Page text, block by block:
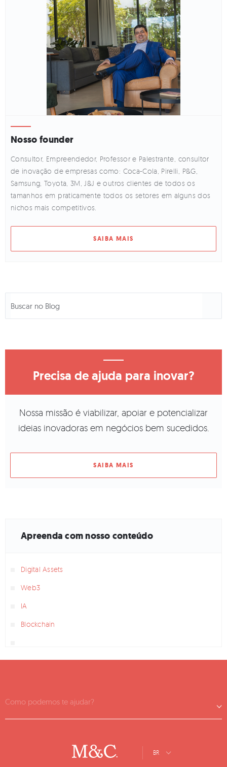
Nosso founder
Consultor, Empreendedor, Professor e Palestrante, consultor
de inovação de empresas como: Coca-Cola, Pirelli, P&G,
Samsung, Toyota, 3M, J&J e outros clientes de todos os
tamanhos em praticamente todos os setores em alguns dos
nichos mais competitivos.
SAIBA MAIS
Precisa de ajuda para inovar?
Nossa missão é viabilizar, apoiar e potencializar
ideias inovadoras em negócios bem sucedidos.
SAIBA MAIS
Apreenda com nosso conteúdo
Digital Assets
Web3
IA
Blockchain
Como podemos te ajudar?
BR